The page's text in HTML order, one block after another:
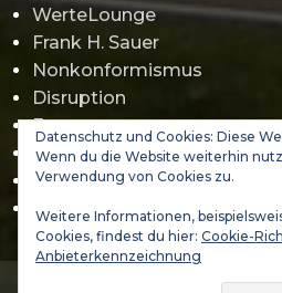
WerteLounge
Frank H. Sauer
Nonkonformismus
Disruption
Erwartungsmanagement
Gamification
Jürgen Klopp
Abraham Maslow
(C) 2021-2026 DA VINCI 3000
Datenschutz und Cookies: Diese
Wenn du die Website weiterhin
Verwendung von Cookies zu.
Weitere Informationen,
Cookies, findest du hier: Cookie-
Anbieterkennzeichnung